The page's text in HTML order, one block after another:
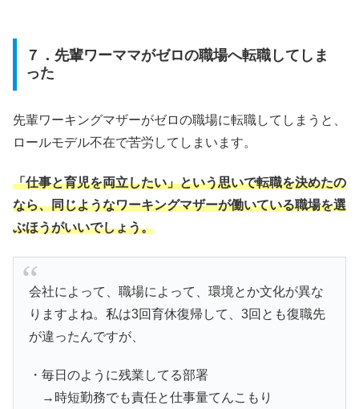
７．先輩ワーママがゼロの職場へ転職してしま
った
先輩ワーキングマザーがゼロの職場に転職してしまうと、
ロールモデル不在で苦労してしまいます。
「仕事と育児を両立したい」という思いで転職を決めたの
なら、同じようなワーキングマザーが働いている職場を選
ぶほうがいいでしょう。
会社によって、職場によって、環境とか文化が異な
りますよね。私は3回育休復帰して、3回とも復職先
が違ったんですが、
・毎日のように残業してる部署
→時短勤務でも責任と仕事量てんこもり